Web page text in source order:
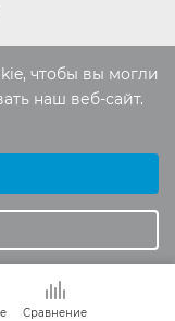
Сравнение
чтобы вы могли
наш веб-сайт.